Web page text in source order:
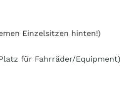
Einzelsitzen hinten!)
für Fahrräder/Equipment)